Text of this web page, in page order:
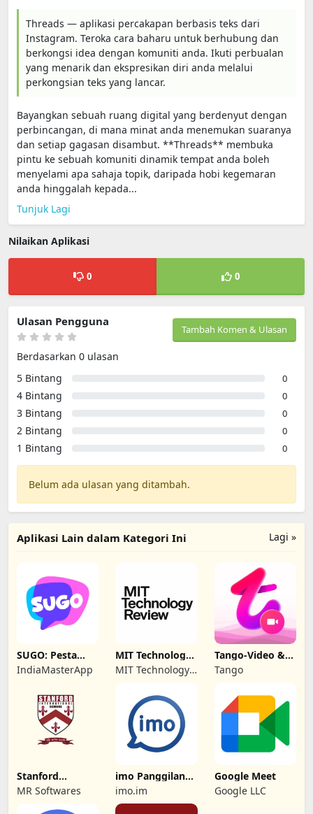
Threads — aplikasi percakapan berbasis teks dari
Instagram. Teroka cara baharu untuk berhubung dan
berkongsi idea dengan komuniti anda. Ikuti perbualan
yang menarik dan ekspresikan diri anda melalui
perkongsian teks yang lancar.
Bayangkan sebuah ruang digital yang berdenyut dengan
perbincangan, di mana minat anda menemukan suaranya
dan setiap gagasan disambut. **Threads** membuka
pintu ke sebuah komuniti dinamik tempat anda boleh
menyelami apa sahaja topik, daripada hobi kegemaran
anda hinggalah kepada...
Tunjuk Lagi
Nilaikan Aplikasi
0 0
Tambah Komen & Ulasan
Ulasan Pengguna
Berdasarkan 0 ulasan
5 Bintang
0
4 Bintang 0
3 Bintang 0
2 Bintang 0
1 Bintang 0
Belum ada ulasan yang ditambah.
Lagi »
Aplikasi Lain dalam Kategori Ini
SUGO: Pesta
Sembang Suara
IndiaMasterApp
MIT Technology
Review
MIT Technology
Tango-Video &
Sembang
Langsung
Tango
Stanford
International
School
MR Softwares
imo Panggilan
Video & Teks
imo.im
Google Meet
Google LLC